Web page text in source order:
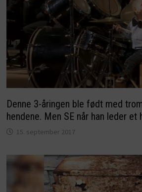
Denne 3-åringen ble født med
hendene. Men SE når han leder et
15. september 2017